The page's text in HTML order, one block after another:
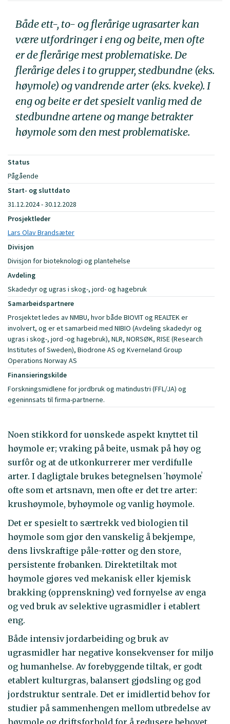
Både ett-, to- og flerårige ugrasarter kan
være utfordringer i eng og beite, men ofte
er de flerårige mest problematiske. De
flerårige deles i to grupper, stedbundne (eks.
høymole) og vandrende arter (eks. kveke). I
eng og beite er det spesielt vanlig med de
stedbundne artene og mange betrakter
høymole som den mest problematiske.
Status
Pågående
Start- og sluttdato
31.12.2024 - 30.12.2028
Prosjektleder
Lars Olav Brandsæter
Divisjon
Divisjon for bioteknologi og plantehelse
Avdeling
Skadedyr og ugras i skog-, jord- og hagebruk
Samarbeidspartnere
Prosjektet ledes av NMBU, hvor både BIOVIT og REALTEK er
involvert, og er et samarbeid med NIBIO (Avdeling skadedyr og
ugras i skog-, jord -og hagebruk), NLR, NORSØK, RISE (Research
Institutes of Sweden), Biodrone AS og Kverneland Group
Operations Norway AS
Finansieringskilde
Forskningsmidlene for jordbruk og matindustri (FFL/JA) og
egeninnsats til firma-partnerne.
Noen stikkord for uønskede aspekt knyttet til
høymole er; vraking på beite, usmak på høy og
surfôr og at de utkonkurrerer mer verdifulle
arter. I dagligtale brukes betegnelsen ʻhøymoleʼ
ofte som et artsnavn, men ofte er det tre arter:
krushøymole, byhøymole og vanlig høymole.
Det er spesielt to særtrekk ved biologien til
høymole som gjør den vanskelig å bekjempe,
dens livskraftige påle-røtter og den store,
persistente frøbanken. Direktetiltak mot
høymole gjøres ved mekanisk eller kjemisk
brakking (opprenskning) ved fornyelse av enga
og ved bruk av selektive ugrasmidler i etablert
eng.
Både intensiv jordarbeiding og bruk av
ugrasmidler har negative konsekvenser for miljø
og humanhelse. Av forebyggende tiltak, er godt
etablert kulturgras, balansert gjødsling og god
jordstruktur sentrale. Det er imidlertid behov for
studier på sammenhengen mellom utbredelse av
høymole og driftsforhold for å redusere behovet